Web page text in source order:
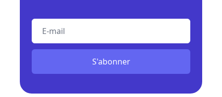
E-mail
S'abonner